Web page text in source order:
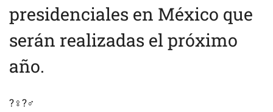
presidenciales en México que
serán realizadas el próximo
año.
?‍♀️?‍♂️